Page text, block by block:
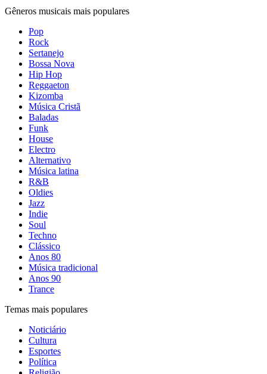
Gêneros musicais mais populares
Pop
Rock
Sertanejo
Bossa Nova
Hip Hop
Reggaeton
Kizomba
Música Cristã
Baladas
Funk
House
Electro
Alternativo
Música latina
R&B
Oldies
Jazz
Indie
Soul
Techno
Clássico
Anos 80
Música tradicional
Anos 90
Trance
Temas mais populares
Noticiário
Cultura
Esportes
Política